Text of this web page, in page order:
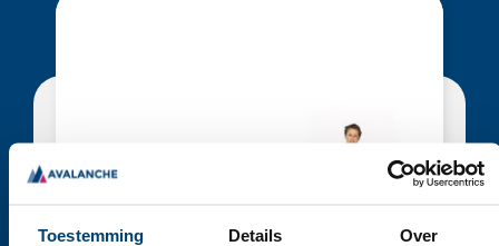
Toestemming Details Over